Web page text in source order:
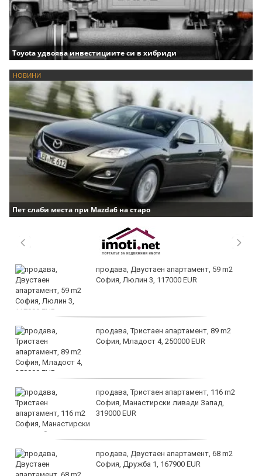
Toyota удвоява инвестициите си в хибриди
НОВИНИ
Пет слаби места при Mazda6 на старо
продава, Двустаен апартамент, 59 m2
София, Люлин 3, 117000 EUR
продава, Тристаен апартамент, 89 m2
София, Младост 4, 250000 EUR
продава, Тристаен апартамент, 116 m2
София, Манастирски ливади Запад,
319000 EUR
продава, Двустаен апартамент, 68 m2
София, Дружба 1, 167900 EUR